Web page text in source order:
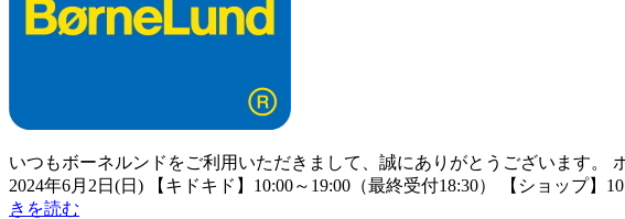
いつもボーネルンドをご利用いただきまして、誠にありがとうございます。
2024年6月2日(日) 【キドキド】10:00～19:00（最終受付18:30） 【ショップ】
きを読む